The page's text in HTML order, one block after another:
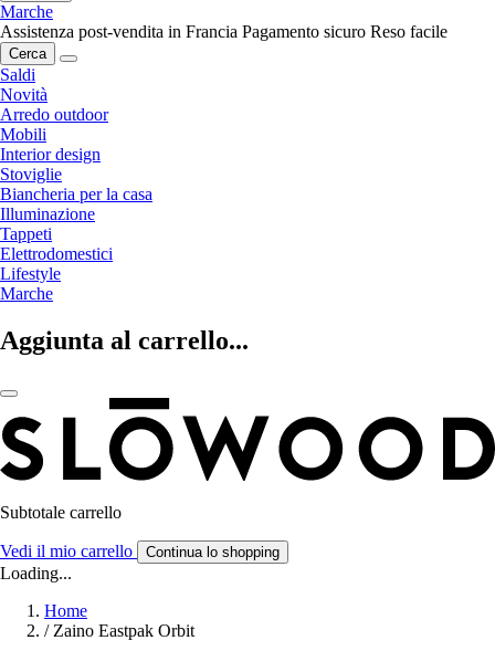
Marche
Assistenza post-vendita in Francia Pagamento sicuro Reso facile
Cerca
Saldi
Novità
Arredo outdoor
Mobili
Interior design
Stoviglie
Biancheria per la casa
Illuminazione
Tappeti
Elettrodomestici
Lifestyle
Marche
Aggiunta al carrello...
Subtotale carrello
Vedi il mio carrello Continua lo shopping
Loading...
Home
/ Zaino Eastpak Orbit